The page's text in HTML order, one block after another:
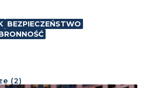
BEZPIECZEŃSTWO
(2)